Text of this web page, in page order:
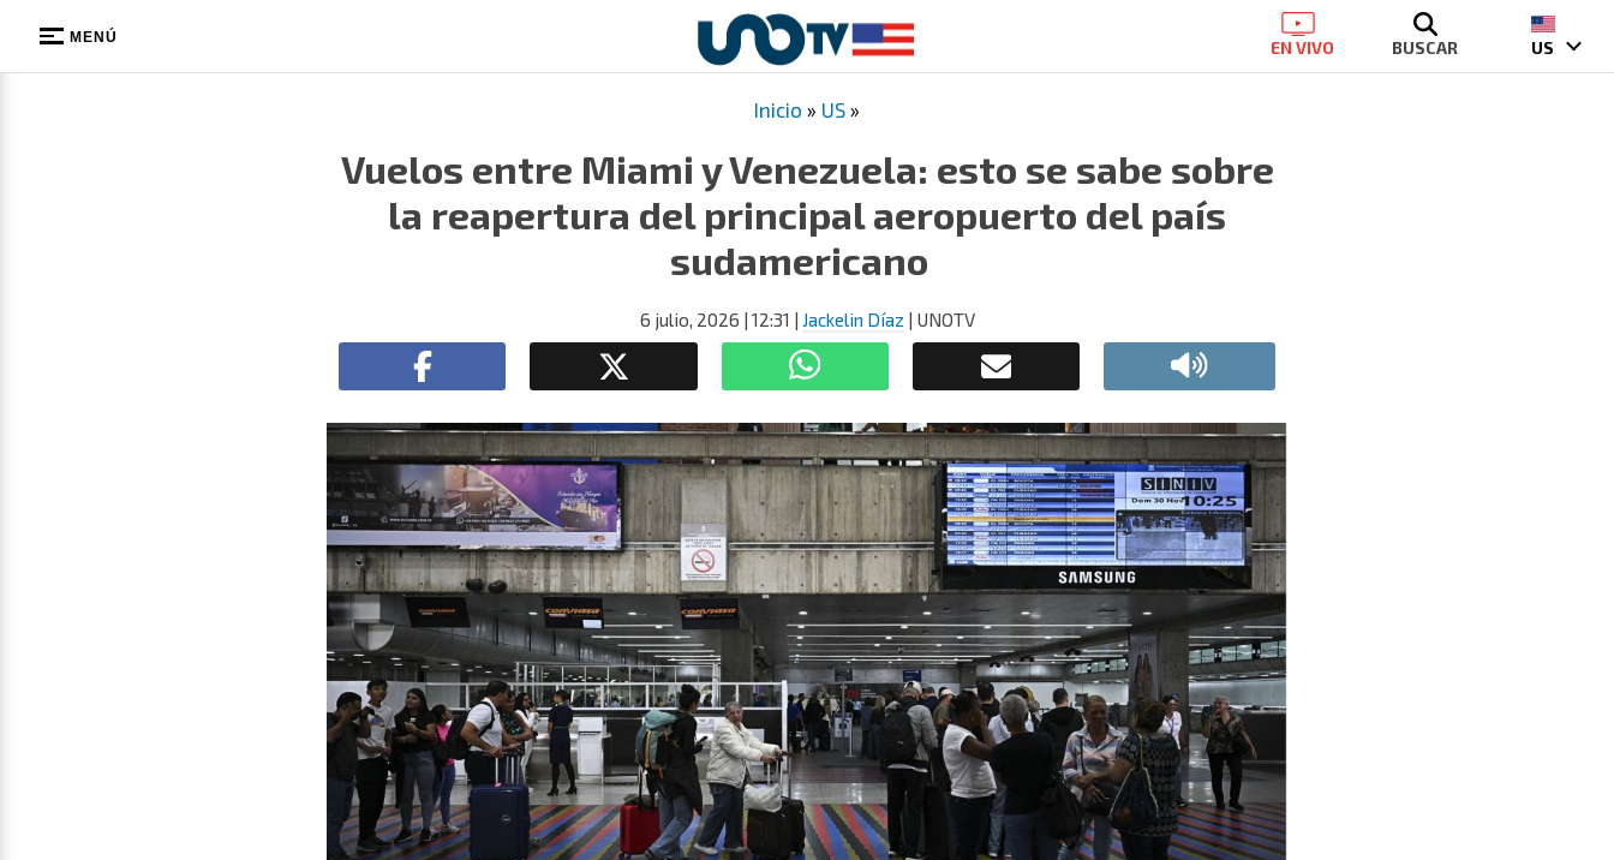
MENÚ EN VIVO BUSCAR US
Inicio » US »
Vuelos entre Miami y Venezuela: esto se sabe sobre
la reapertura del principal aeropuerto del país
sudamericano
6 julio, 2026 | 12:31 | Jackelin Díaz | UNOTV